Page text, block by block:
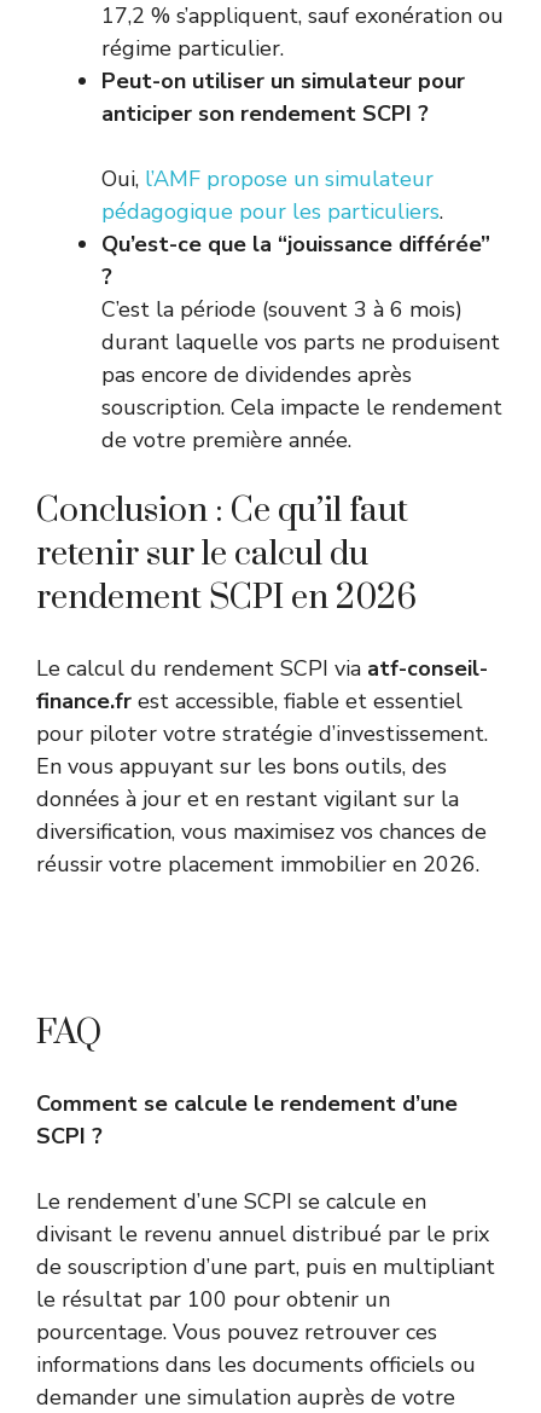
17,2 % s’appliquent, sauf exonération ou
régime particulier.
Peut-on utiliser un simulateur pour
anticiper son rendement SCPI ?
Oui, l’AMF propose un simulateur
pédagogique pour les particuliers.
Qu’est-ce que la “jouissance différée”
?
C’est la période (souvent 3 à 6 mois)
durant laquelle vos parts ne produisent
pas encore de dividendes après
souscription. Cela impacte le rendement
de votre première année.
Conclusion : Ce qu’il faut
retenir sur le calcul du
rendement SCPI en 2026
Le calcul du rendement SCPI via atf-conseil-
finance.fr est accessible, fiable et essentiel
pour piloter votre stratégie d’investissement.
En vous appuyant sur les bons outils, des
données à jour et en restant vigilant sur la
diversification, vous maximisez vos chances de
réussir votre placement immobilier en 2026.
FAQ
Comment se calcule le rendement d’une
SCPI ?
Le rendement d’une SCPI se calcule en
divisant le revenu annuel distribué par le prix
de souscription d’une part, puis en multipliant
le résultat par 100 pour obtenir un
pourcentage. Vous pouvez retrouver ces
informations dans les documents officiels ou
demander une simulation auprès de votre